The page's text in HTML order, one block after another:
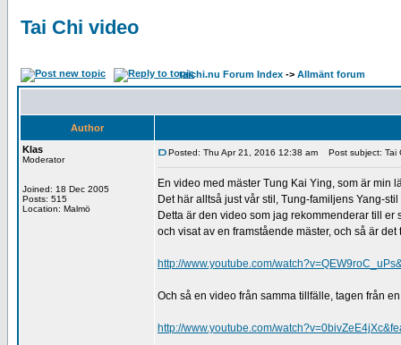
Tai Chi video
taichi.nu Forum Index -> Allmänt forum
Author
Klas
Moderator
Joined: 18 Dec 2005
Posts: 515
Location: Malmö
Posted: Thu Apr 21, 2016 12:38 am Post subject: Tai
En video med mäster Tung Kai Ying, som är min
Det här alltså just vår stil, Tung-familjens Yang-
Detta är den video som jag rekommenderar till
och visat av en framstående mäster, och så är
http://www.youtube.com/
Och så en video från samma tillfälle, tagen från
http://www.youtube.com/